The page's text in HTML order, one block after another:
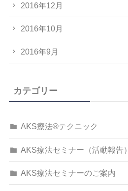
2016年12月
2016年10月
2016年9月
カテゴリー
AKS療法®テクニック
AKS療法セミナー（活動報告）
AKS療法セミナーのご案内